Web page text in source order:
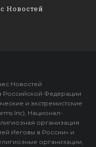
Новостей
Новостей
Российской Федерации
и экстремистские
Inc), Национал-
организация
Иеговы в России» и
организации,